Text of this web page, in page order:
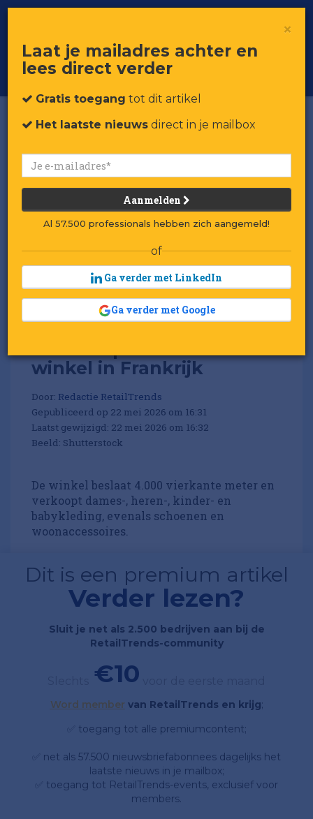
Voor professionals in retail & brands
Toggle
winkel in Frankrijk
Door: Redactie RetailTrends
Gepubliceerd op 22 mei 2026 om 16:31
Laatst gewijzigd: 22 mei 2026 om 16:32
Beeld: Shutterstock
De winkel beslaat 4.000 vierkante meter en
verkoopt dames-, heren-, kinder- en
babykleding, evenals schoenen en
woonaccessoires.
Dit is een premium artikel
Verder lezen?
Sluit je net als 2.500 bedrijven aan bij de
RetailTrends-community
€10
Word member van RetailTrends en krijg;
✅ toegang tot alle premiumcontent;
✅ net als 57.500 nieuwsbriefabonnees dagelijks het
laatste nieuws in je mailbox;
✅ toegang tot RetailTrends-events, exclusief voor
members.
×
Laat je mailadres achter en
lees direct verder
Gratis toegang tot dit artikel
Het laatste nieuws direct in je mailbox
Aanmelden
Al 57.500 professionals hebben zich aangemeld!
of
Ga verder met LinkedIn
Ga verder met Google